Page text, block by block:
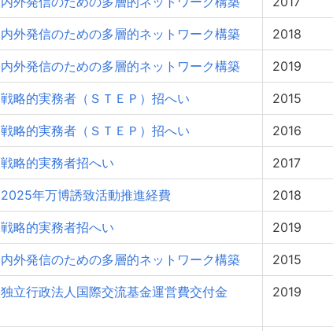
内外発信のための多層的ネットワーク構築 2018
内外発信のための多層的ネットワーク構築 2019
戦略的実務者（ＳＴＥＰ）招へい 2015
戦略的実務者（ＳＴＥＰ）招へい 2016
戦略的実務者招へい 2017
2025年万博誘致活動推進経費 2018
戦略的実務者招へい 2019
内外発信のための多層的ネットワーク構築 2015
独立行政法人国際交流基金運営費交付金 2019